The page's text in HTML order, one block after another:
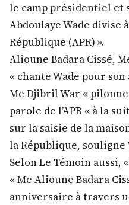
le camp présidentiel et
Abdoulaye Wade divise
République (APR) ».
Alioune Badara Cissé,
« chante Wade pour
Me Djibril War «
parole de l’APR « à la
sur la saisie de la
la République, souligne
Selon Le Témoin aussi,
« Me Alioune Badara
anniversaire à travers